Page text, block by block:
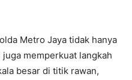
Metro Jaya tidak hanya
memperkuat langkah
besar di titik rawan,